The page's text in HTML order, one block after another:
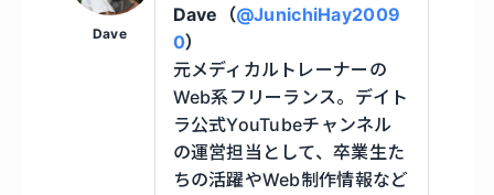
Dave
Dave（@JunichiHay2009
0）
元メディカルトレーナーの
Web系フリーランス。デイト
ラ公式YouTubeチャンネル
の運営担当として、卒業生た
ちの活躍やWeb制作情報など